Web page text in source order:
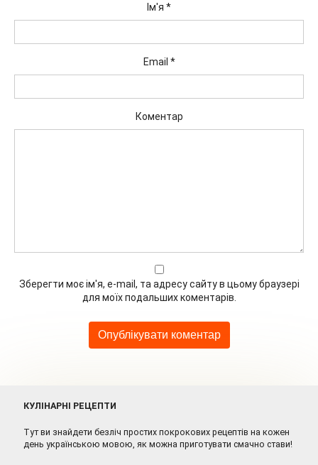
Ім'я *
Email *
Коментар
Зберегти моє ім'я, e-mail, та адресу сайту в цьому браузері
для моїх подальших коментарів.
КУЛІНАРНІ РЕЦЕПТИ
Тут ви знайдети безліч простих покрокових рецептів на кожен
день українською мовою, як можна приготувати смачно стави!